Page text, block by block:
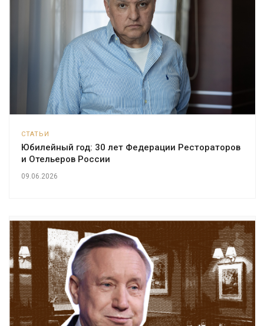
СТАТЬИ
Юбилейный год: 30 лет Федерации Рестораторов
и Отельеров России
09.06.2026